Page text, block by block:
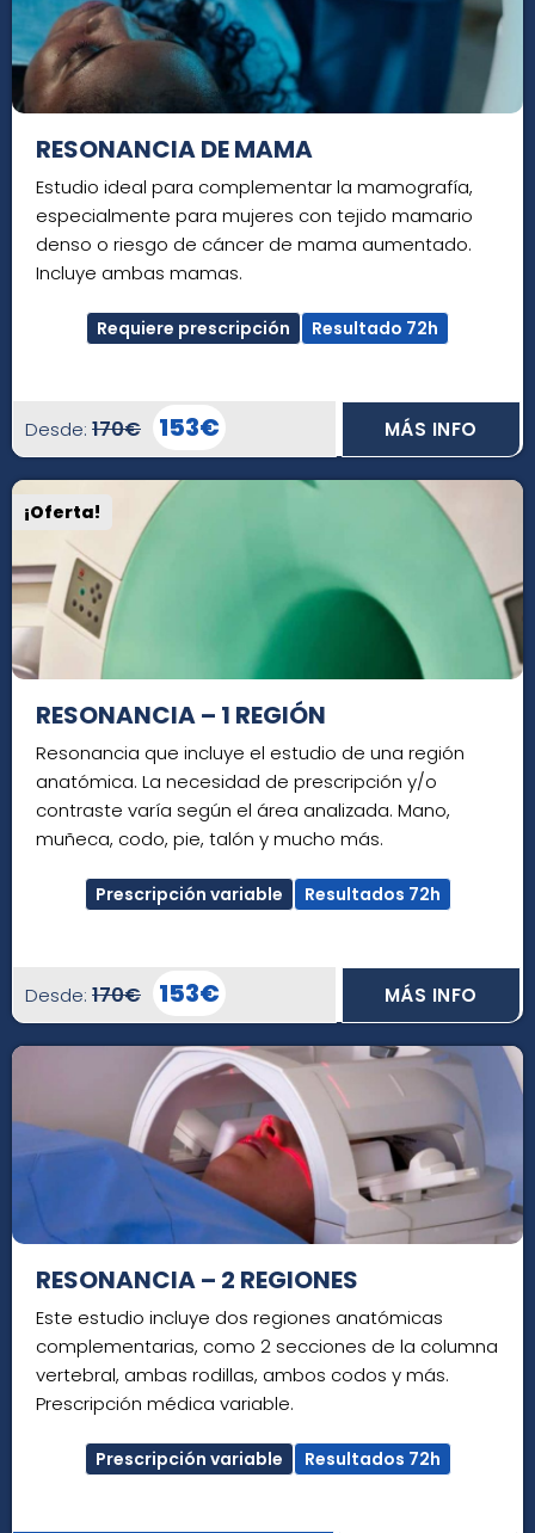
RESONANCIA DE MAMA
Estudio ideal para complementar la mamografía,
especialmente para mujeres con tejido mamario
denso o riesgo de cáncer de mama aumentado.
Incluye ambas mamas.
Requiere prescripción Resultado 72h
Desde: 170€ 153€ MÁS INFO
¡Oferta!
RESONANCIA – 1 REGIÓN
Resonancia que incluye el estudio de una región
anatómica. La necesidad de prescripción y/o
contraste varía según el área analizada. Mano,
muñeca, codo, pie, talón y mucho más.
Prescripción variable Resultados 72h
Desde: 170€ 153€ MÁS INFO
RESONANCIA – 2 REGIONES
Este estudio incluye dos regiones anatómicas
complementarias, como 2 secciones de la columna
vertebral, ambas rodillas, ambos codos y más.
Prescripción médica variable.
Prescripción variable Resultados 72h